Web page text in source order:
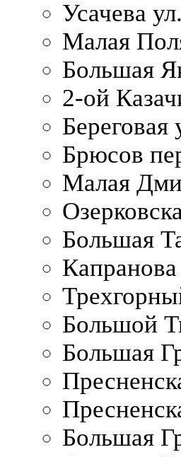
Усачева
Малая
Большая
2-ой
Береговая
Брюсов
Малая
Большая
Большой
Большая
Большая